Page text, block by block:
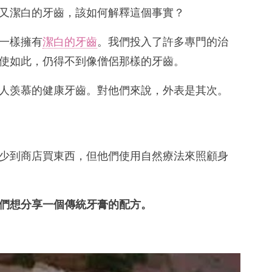
潔白的牙齒，該如何解釋這個事實？
樣擁有潔白的牙齒。我們投入了許多專門的治
如此，仍得不到像僧侶那樣的牙齒。
羡慕的健康牙齒。對他們來說，外表是其次。
到商店買東西，但他們使用自然療法來照顧身
想分享一個傳統牙膏的配方。